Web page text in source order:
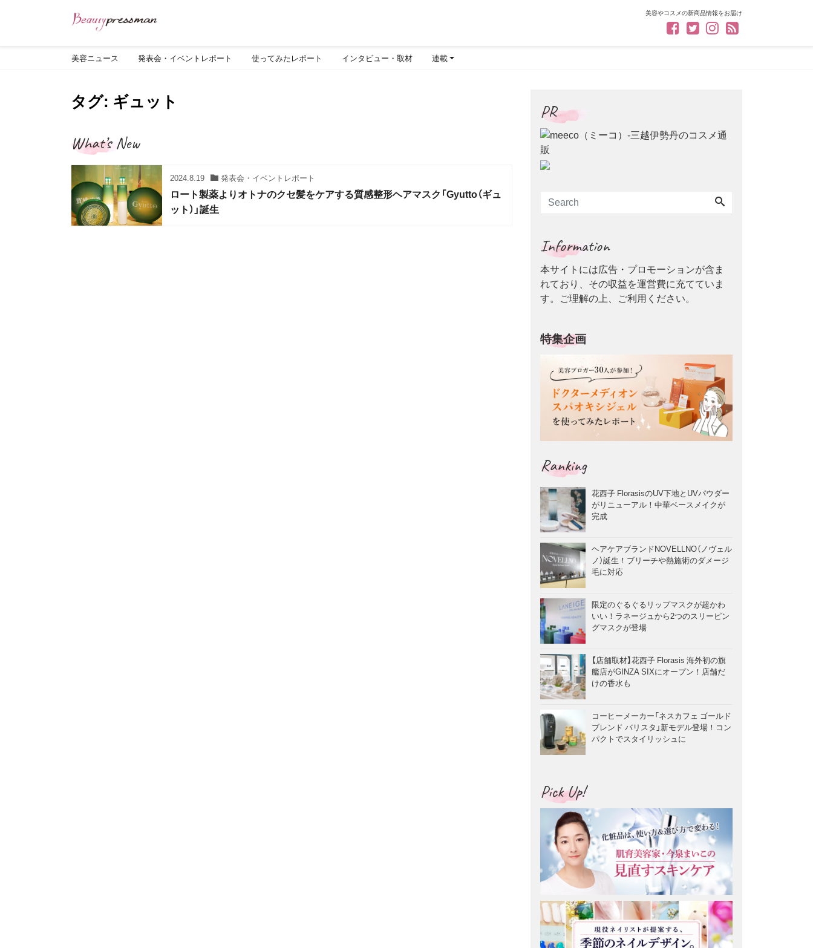
美容やコスメの新商品情報をお届け
美容ニュース 発表会・イベントレポート 使ってみたレポート インタビュー・取材 連載
タグ: ギュット
What’s New
2024.8.19 発表会・イベントレポート
ロート製薬よりオトナのクセ髪をケアする質感整形ヘアマスク「Gyutto（ギュ
ット）」誕生
PR
Information
本サイトには広告・プロモーションが含ま
れており、その収益を運営費に充てていま
す。ご理解の上、ご利用ください。
特集企画
Ranking
花西子 FlorasisのUV下地とUVパウダー
がリニューアル！中華ベースメイクが
完成
ヘアケアブランドNOVELLNO（ノヴェル
ノ）誕生！ブリーチや熱施術のダメージ
毛に対応
限定のぐるぐるリップマスクが超かわ
いい！ラネージュから2つのスリーピン
グマスクが登場
【店舗取材】花西子 Florasis 海外初の旗
艦店がGINZA SIXにオープン！店舗だ
けの香水も
コーヒーメーカー「ネスカフェ ゴールド
ブレンド バリスタ」新モデル登場！コン
パクトでスタイリッシュに
Pick Up!